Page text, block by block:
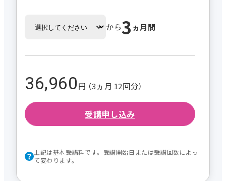
から3 ヵ月間
36,960円 （3ヵ月 12回分）
受講申し込み
上記は基本受講料です。受講開始日または受講回数によっ
て変わります。